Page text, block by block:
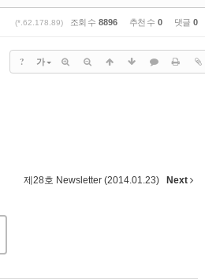
(*.62.178.89) 조회 수 8896 추천 수 0 댓글 0
? 가
제28호 Newsletter (2014.01.23) Next